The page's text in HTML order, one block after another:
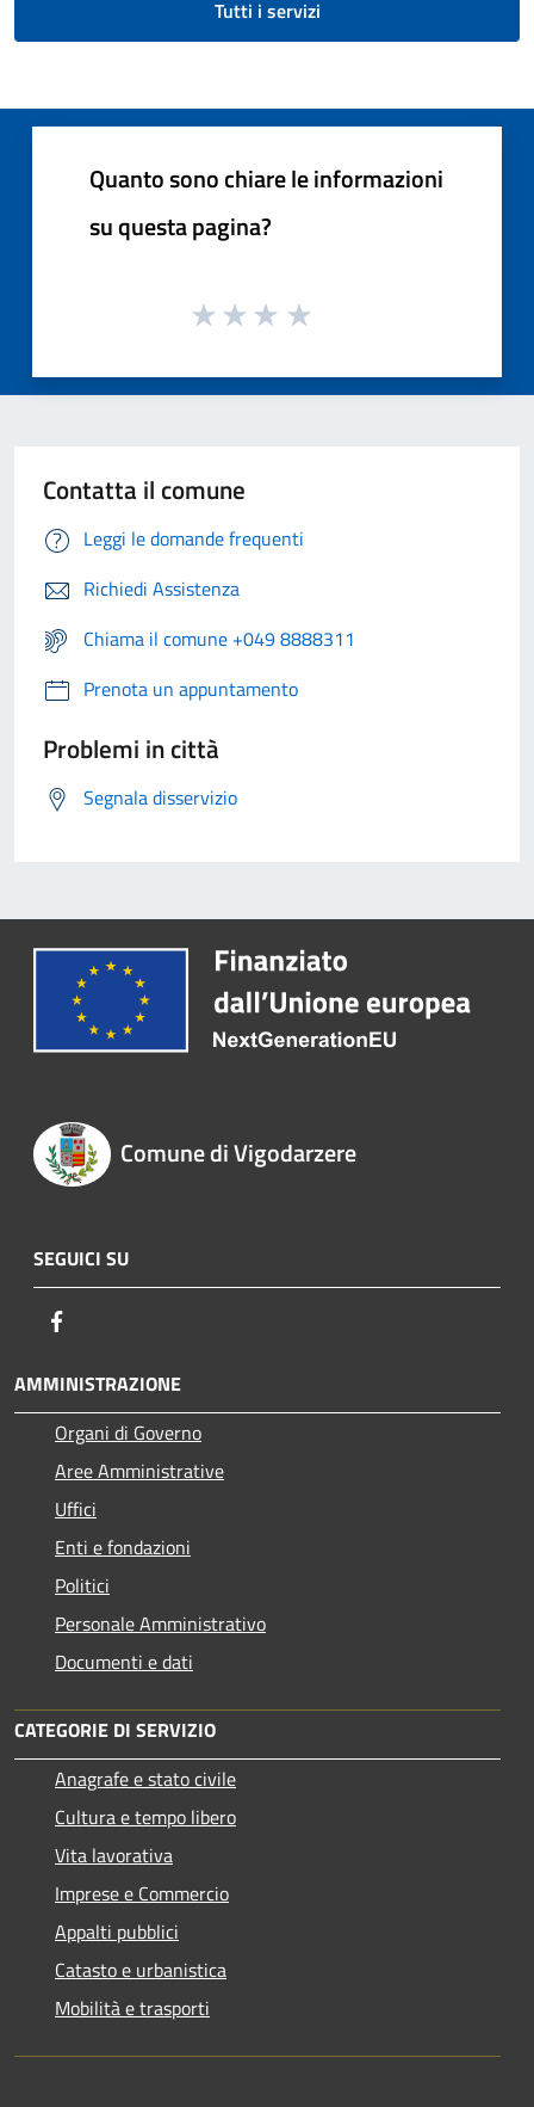
Tutti i servizi
Quanto sono chiare le informazioni
su questa pagina?
Contatta il comune
Leggi le domande frequenti
Richiedi Assistenza
Chiama il comune +049 8888311
Prenota un appuntamento
Problemi in città
Segnala disservizio
Comune di Vigodarzere
SEGUICI SU
AMMINISTRAZIONE
Organi di Governo
Aree Amministrative
Uffici
Enti e fondazioni
Politici
Personale Amministrativo
Documenti e dati
CATEGORIE DI SERVIZIO
Anagrafe e stato civile
Cultura e tempo libero
Vita lavorativa
Imprese e Commercio
Appalti pubblici
Catasto e urbanistica
Mobilità e trasporti